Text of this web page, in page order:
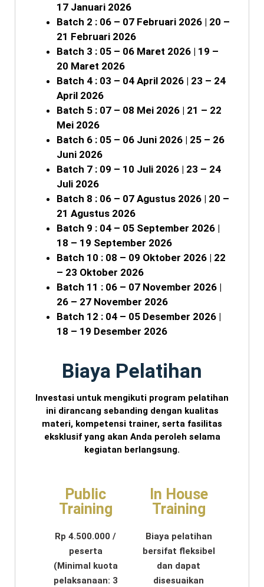
17 Januari 2026
Batch 2 : 06 – 07 Februari 2026 | 20 –
21 Februari 2026
Batch 3 : 05 – 06 Maret 2026 | 19 –
20 Maret 2026
Batch 4 : 03 – 04 April 2026 | 23 – 24
April 2026
Batch 5 : 07 – 08 Mei 2026 | 21 – 22
Mei 2026
Batch 6 : 05 – 06 Juni 2026 | 25 – 26
Juni 2026
Batch 7 : 09 – 10 Juli 2026 | 23 – 24
Juli 2026
Batch 8 : 06 – 07 Agustus 2026 | 20 –
21 Agustus 2026
Batch 9 : 04 – 05 September 2026 |
18 – 19 September 2026
Batch 10 : 08 – 09 Oktober 2026 | 22
– 23 Oktober 2026
Batch 11 : 06 – 07 November 2026 |
26 – 27 November 2026
Batch 12 : 04 – 05 Desember 2026 |
18 – 19 Desember 2026
Biaya Pelatihan
Investasi untuk mengikuti program pelatihan
ini dirancang sebanding dengan kualitas
materi, kompetensi trainer, serta fasilitas
eksklusif yang akan Anda peroleh selama
kegiatan berlangsung.
Public
Training
Rp 4.500.000 /
peserta
(Minimal kuota
pelaksanaan: 3
In House
Training
Biaya pelatihan
bersifat fleksibel
dan dapat
disesuaikan